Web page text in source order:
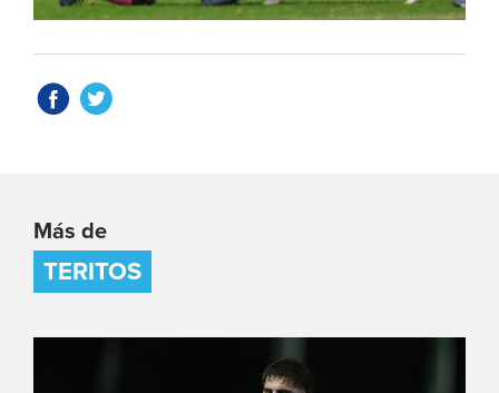
Más de
TERITOS